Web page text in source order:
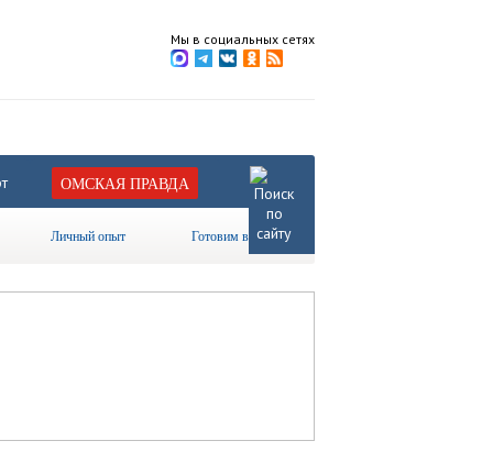
Мы в социальных сетях
ОМСКАЯ ПРАВДА
Личный опыт Готовим вместе